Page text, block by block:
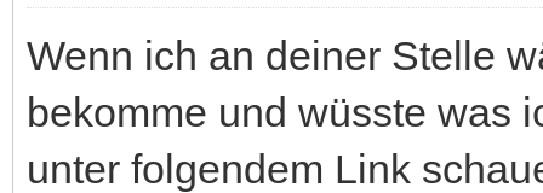
Wenn ich an deiner Stelle
bekomme und wüsste was
unter folgendem Link